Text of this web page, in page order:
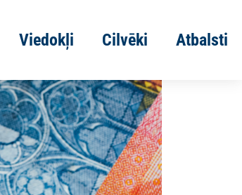
Viedokļi Cilvēki Atbalsti